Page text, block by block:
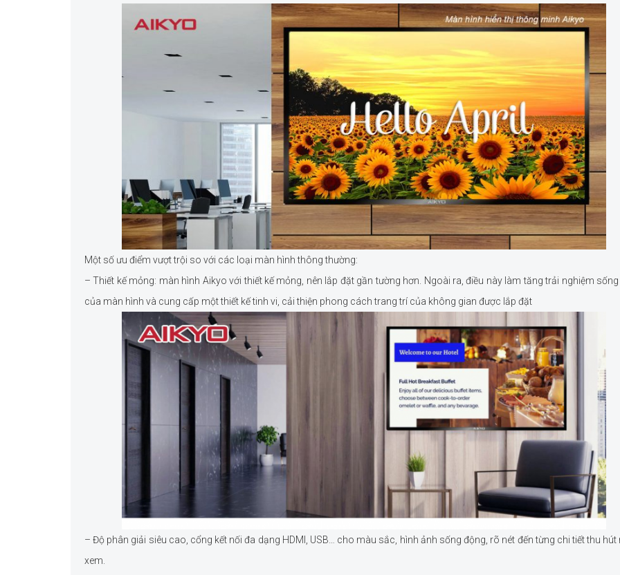
Một số ưu điểm vượt trội so với các loại màn hình thông thường:
– Thiết kế mỏng: màn hình Aikyo với thiết kế mỏng, nên lắp đặt gần tường hơn. Ngoài ra, điều này làm tăng trải nghiệm
của màn hình và cung cấp một thiết kế tinh vi, cải thiện phong cách trang trí của không gian được lắp đặt
– Độ phân giải siêu cao, cổng kết nối đa dạng HDMI, USB… cho màu sắc, hình ảnh sống động, rõ nét đến từng chi tiết thu hút
xem.